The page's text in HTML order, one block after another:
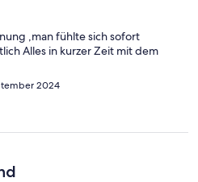
,man fühlte sich sofort
Alles in kurzer Zeit mit dem
2024